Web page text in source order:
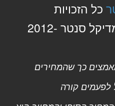
כל הזכויות
שמורות לתל אביב מדיקל סנטר 2012-
כך שהמחירים
לפעמים קורה